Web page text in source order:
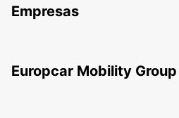
Empresas
Europcar Mobility Group